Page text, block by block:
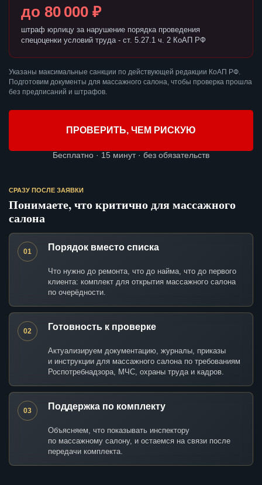
до 80 000 ₽
штраф юрлицу за нарушение порядка проведения
спецоценки условий труда - ст. 5.27.1 ч. 2 КоАП РФ
Указаны максимальные санкции по действующей редакции КоАП РФ.
Подготовим документы для массажного салона, чтобы проверка прошла
без предписаний и штрафов.
ПРОВЕРИТЬ, ЧЕМ РИСКУЮ
Бесплатно · 15 минут · без обязательств
СРАЗУ ПОСЛЕ ЗАЯВКИ
Понимаете, что критично для массажного
салона
01 Порядок вместо списка
Что нужно до ремонта, что до найма, что до первого
клиента: комплект для открытия массажного салона
по очерёдности.
02 Готовность к проверке
Актуализируем документацию, журналы, приказы
и инструкции для массажного салона по требованиям
Роспотребнадзора, МЧС, охраны труда и кадров.
03 Поддержка по комплекту
Объясняем, что показывать инспектору
по массажному салону, и остаемся на связи после
передачи комплекта.